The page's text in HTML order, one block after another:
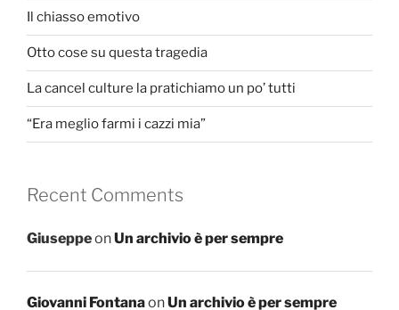
Il chiasso emotivo
Otto cose su questa tragedia
La cancel culture la pratichiamo un po’ tutti
“Era meglio farmi i cazzi mia”
Recent Comments
GiuseppeonUn archivio è per sempre
Giovanni FontanaonUn archivio è per sempre